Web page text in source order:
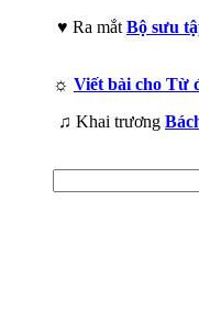
♥ Ra mắt Bộ sưu
☼ Viết bài cho Từ
♫ Khai trương